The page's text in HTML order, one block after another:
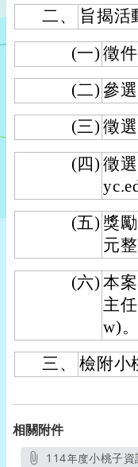
二、
旨揭活
(一) 徵
(二) 參
(三) 徵
(四) 徵
(五) 獎
元整
(六) 本
主
w)。
三、
檢附小
相關附件
114年度小桃子